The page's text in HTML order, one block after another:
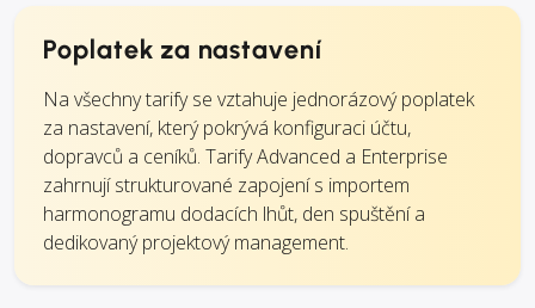
Poplatek za nastavení
Na všechny tarify se vztahuje jednorázový poplatek
za nastavení, který pokrývá konfiguraci účtu,
dopravců a ceníků. Tarify Advanced a Enterprise
zahrnují strukturované zapojení s importem
harmonogramu dodacích lhůt, den spuštění a
dedikovaný projektový management.